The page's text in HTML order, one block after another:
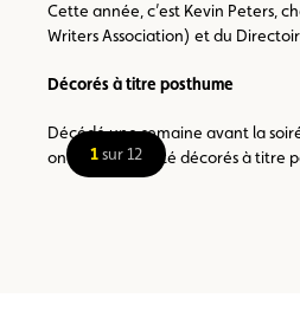
Cette année, c’est Kevin Peters,
Writers Association) et du
Décorés à titre posthume
Décédé une semaine avant la
ont, eux aussi, été décorés à titre
1sur 12